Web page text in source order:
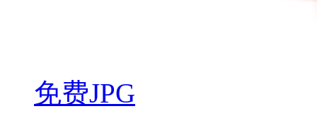
免费JPG